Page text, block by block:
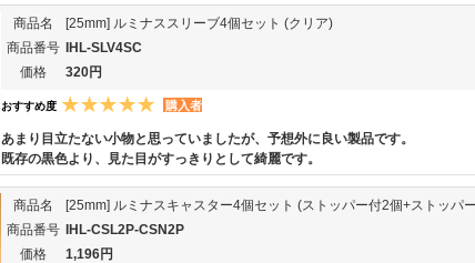
商品名
[25mm] ルミナススリーブ4個セット (クリア)
商品番号
IHL-SLV4SC
価格
320円
おすすめ度 購入者
あまり目立たない小物と思っていましたが、予想外に良い製品です。
既存の黒色より、見た目がすっきりとして綺麗です。
商品名
[25mm] ルミナスキャスター4個セット (ストッパー付2個+ストッパ
商品番号
IHL-CSL2P-CSN2P
価格
1,196円